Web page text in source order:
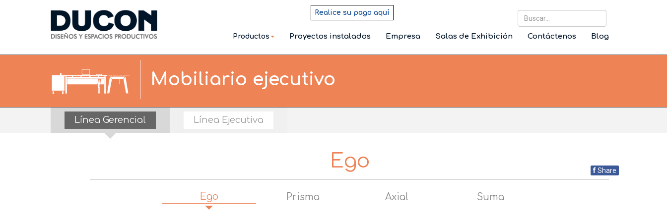
Realice su pago aquí Buscar...
Productos Proyectos instalados Empresa Salas de Exhibición Contáctenos Blog
Mobiliario ejecutivo
Línea Gerencial Línea Ejecutiva
Ego f Share
Ego Prisma Axial Suma